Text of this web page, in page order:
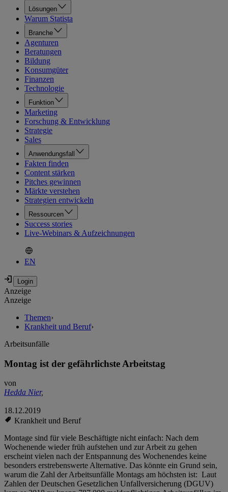
Lösungen
Warum Statista
Branche
Agenturen
Beratungen
Bildung
Konsumgüter
Finanzen
Technologie
Funktion
Marketing
Forschung & Entwicklung
Strategie
Sales
Anwendungsfall
Fakten finden
Content stärken
Pitches gewinnen
Märkte verstehen
Strategien entwickeln
Ressourcen
Success stories
Live-Webinars & Aufzeichnungen
EN
Anzeige
Anzeige
Themen›
Krankheit und Beruf›
Arbeitsunfälle
Montag ist der gefährlichste Arbeitstag
von
Hedda Nier,
18.12.2019
Krankheit und Beruf
Montage sind für viele Beschäftigte nicht einfach: Nach dem
Wochenende wieder früh aufstehen und zur Arbeit zu gehen
erscheint vielen nach der Entspannung des Wochenendes keine
besonders erstrebenswerte Alternative. Das könnte ein Grund sein,
warum die Zahl der Arbeitsunfälle Montags am höchsten ist: Laut
Zahlen der Deutschen Gesetzlichen Unfallversicherung (DGUV)